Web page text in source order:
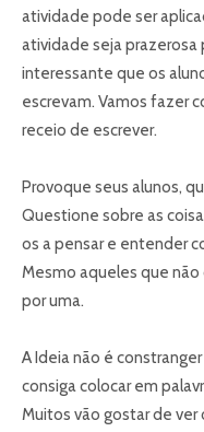
atividade pode ser
atividade seja prazerosa
interessante que os
escrevam. Vamos fazer
receio de escrever.
Provoque seus alunos,
Questione sobre as
os a pensar e entender
Mesmo aqueles que
por uma.
A Ideia não é
consiga colocar em
Muitos vão gostar de ver